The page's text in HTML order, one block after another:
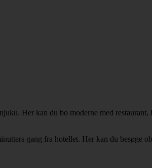
Her kan du bo moderne med restaurant,
gang fra hotellet. Her kan du besøge